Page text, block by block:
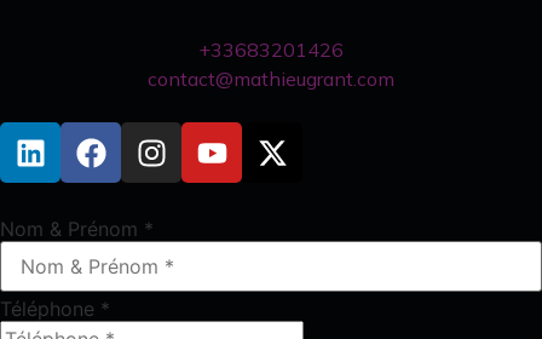
+33683201426
contact@mathieugrant.com
Nom & Prénom *
Téléphone *